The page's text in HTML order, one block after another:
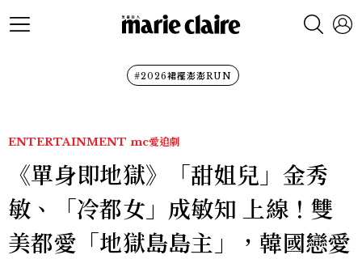
#2026裙襬澎澎RUN
ENTERTAINMENT mc愛追劇
《單身即地獄》「甜姐兒」金秀
敏、「冷都女」成敏知 上線！雙
美都愛「地獄島島主」，韓國戀愛